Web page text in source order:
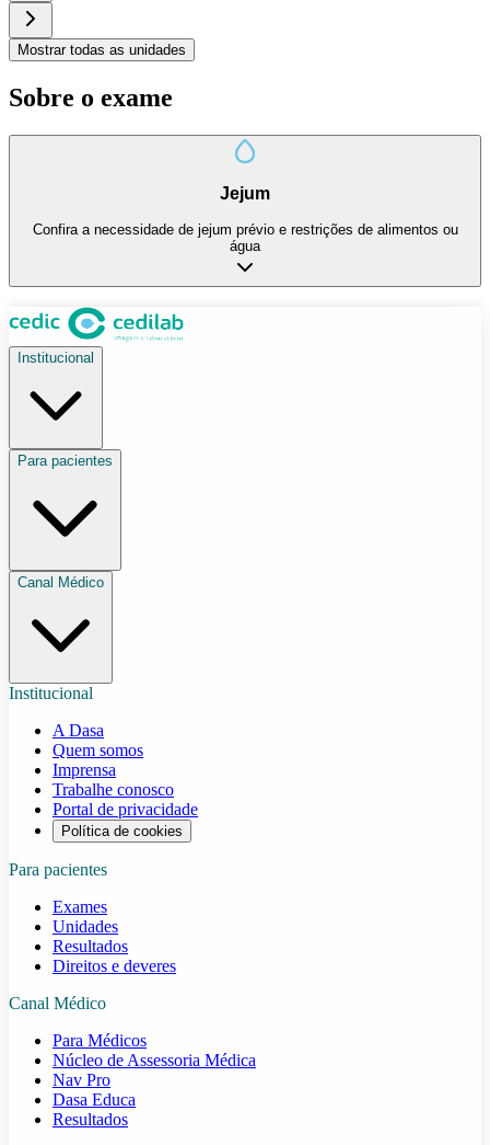
Mostrar todas as unidades
Sobre o exame
Jejum
Confira a necessidade de jejum prévio e restrições de alimentos ou
água
Institucional
Para pacientes
Canal Médico
Institucional
A Dasa
Quem somos
Imprensa
Trabalhe conosco
Portal de privacidade
Política de cookies
Para pacientes
Exames
Unidades
Resultados
Direitos e deveres
Canal Médico
Para Médicos
Núcleo de Assessoria Médica
Nav Pro
Dasa Educa
Resultados